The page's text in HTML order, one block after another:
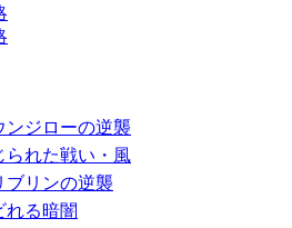
ンジローの逆襲
られた戦い・風
ブリンの逆襲
れる暗闇